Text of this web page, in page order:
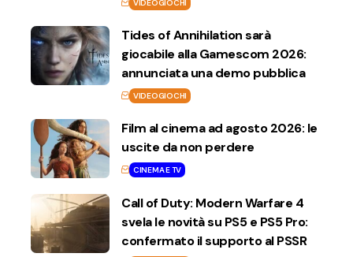
VIDEOGIOCHI
Tides of Annihilation sarà
giocabile alla Gamescom 2026:
annunciata una demo pubblica
VIDEOGIOCHI
Film al cinema ad agosto 2026: le
uscite da non perdere
CINEMA E TV
Call of Duty: Modern Warfare 4
svela le novità su PS5 e PS5 Pro:
confermato il supporto al PSSR